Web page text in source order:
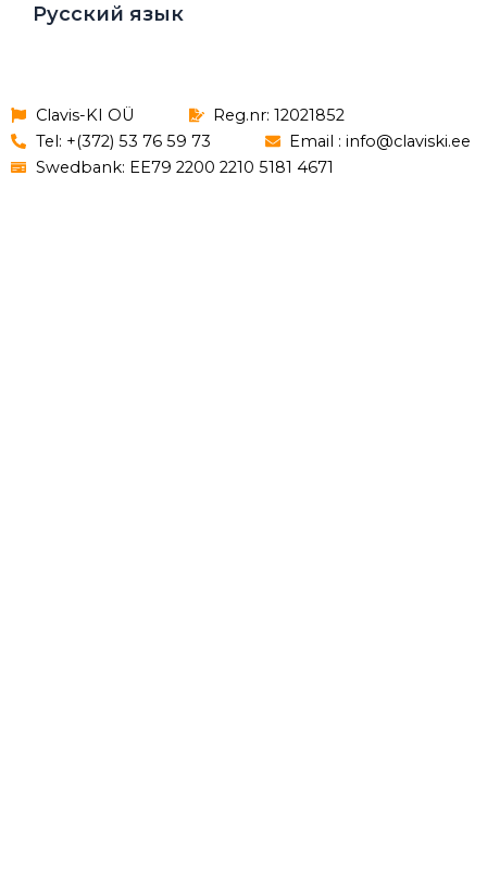
Русский язык
Clavis-KI OÜ
Reg.nr: 12021852
Tel: +(372) 53 76 59 73
Email : info@claviski.ee
Swedbank: EE79 2200 2210 5181 4671